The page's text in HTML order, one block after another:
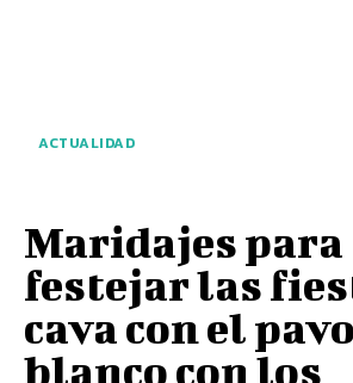
ACTUALIDAD
Maridajes para
festejar las
cava con el
blanco con los